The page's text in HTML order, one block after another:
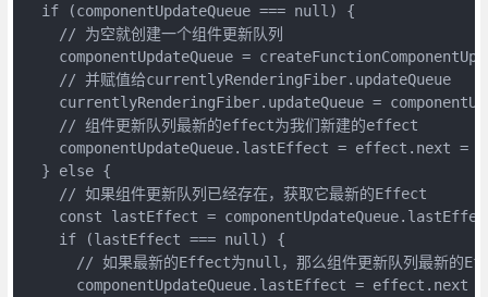
  if (componentUpdateQueue === null) {
    // 为空就创建一个组件更新队列
componentUpdateQueue =
    // 并赋值给currentlyRenderingFiber.updateQueue
currentlyRenderingFiber.updateQueue =
    // 组件更新队列最新的effect为我们新建的effect
componentUpdateQueue.lastEffect = effect.next =
  } else {
    // 如果组件更新队列已经存在，获取它最新的Effect
const lastEffect =
    if (lastEffect === null) {
// 如果最新的Effect为null，那么组件更新队列最新的
componentUpdateQueue.lastEffect = effect.next